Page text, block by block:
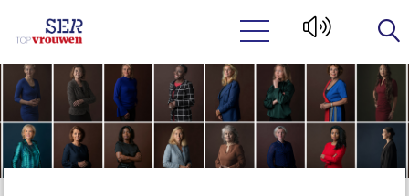
Naar hoofdinhoud